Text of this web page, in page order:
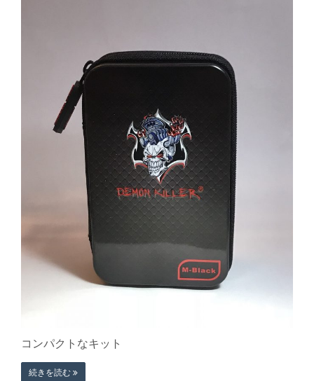
コンパクトなキット
続きを読む